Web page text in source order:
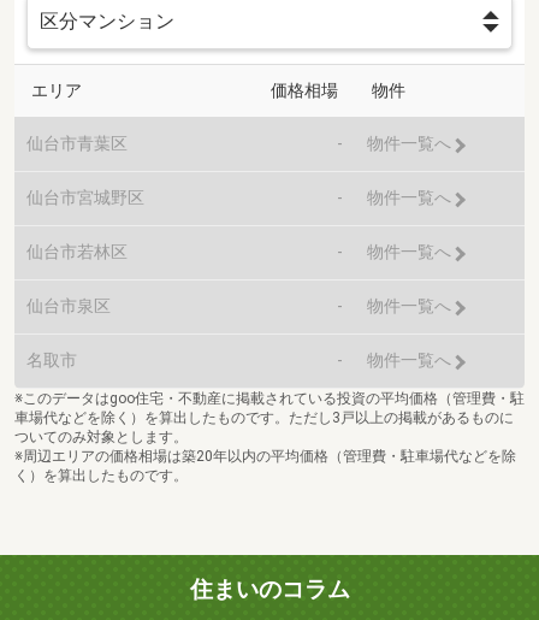
エリア 価格相場 物件
仙台市青葉区 - 物件一覧へ
仙台市宮城野区 - 物件一覧へ
仙台市若林区 - 物件一覧へ
仙台市泉区 - 物件一覧へ
名取市 - 物件一覧へ
※このデータはgoo住宅・不動産に掲載されている投資の平均価格（管理費・駐
車場代などを除く）を算出したものです。ただし3戸以上の掲載があるものに
ついてのみ対象とします。
※周辺エリアの価格相場は築20年以内の平均価格（管理費・駐車場代などを除
く）を算出したものです。
住まいのコラム